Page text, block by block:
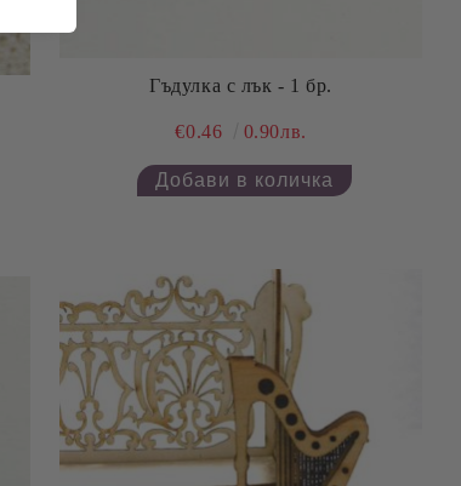
Гъдулка с лък - 1 бр.
€0.46 0.90лв.